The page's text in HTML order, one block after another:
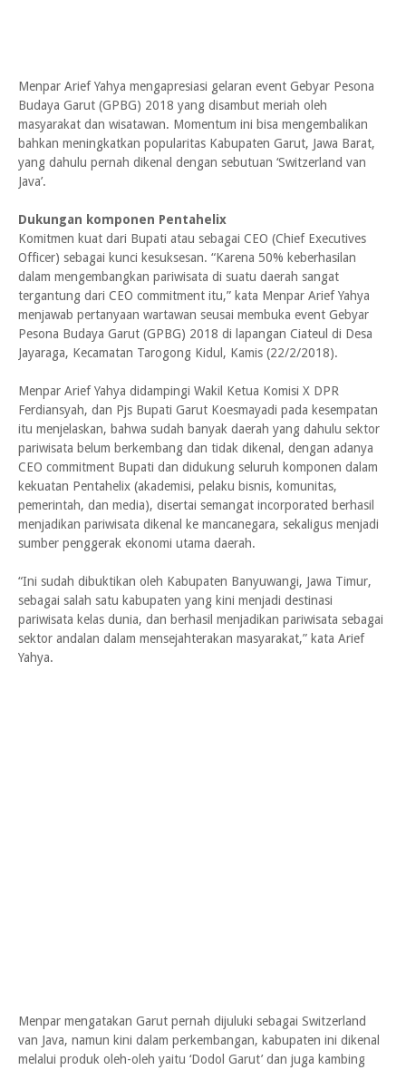
Menpar Arief Yahya mengapresiasi gelaran event Gebyar Pesona
Budaya Garut (GPBG) 2018 yang disambut meriah oleh
masyarakat dan wisatawan. Momentum ini bisa mengembalikan
bahkan meningkatkan popularitas Kabupaten Garut, Jawa Barat,
yang dahulu pernah dikenal dengan sebutuan ‘Switzerland van
Java’.
Dukungan komponen Pentahelix
Komitmen kuat dari Bupati atau sebagai CEO (Chief Executives
Officer) sebagai kunci kesuksesan. “Karena 50% keberhasilan
dalam mengembangkan pariwisata di suatu daerah sangat
tergantung dari CEO commitment itu,” kata Menpar Arief Yahya
menjawab pertanyaan wartawan seusai membuka event Gebyar
Pesona Budaya Garut (GPBG) 2018 di lapangan Ciateul di Desa
Jayaraga, Kecamatan Tarogong Kidul, Kamis (22/2/2018).
Menpar Arief Yahya didampingi Wakil Ketua Komisi X DPR
Ferdiansyah, dan Pjs Bupati Garut Koesmayadi pada kesempatan
itu menjelaskan, bahwa sudah banyak daerah yang dahulu sektor
pariwisata belum berkembang dan tidak dikenal, dengan adanya
CEO commitment Bupati dan didukung seluruh komponen dalam
kekuatan Pentahelix (akademisi, pelaku bisnis, komunitas,
pemerintah, dan media), disertai semangat incorporated berhasil
menjadikan pariwisata dikenal ke mancanegara, sekaligus menjadi
sumber penggerak ekonomi utama daerah.
“Ini sudah dibuktikan oleh Kabupaten Banyuwangi, Jawa Timur,
sebagai salah satu kabupaten yang kini menjadi destinasi
pariwisata kelas dunia, dan berhasil menjadikan pariwisata sebagai
sektor andalan dalam mensejahterakan masyarakat,” kata Arief
Yahya.
Menpar mengatakan Garut pernah dijuluki sebagai Switzerland
van Java, namun kini dalam perkembangan, kabupaten ini dikenal
melalui produk oleh-oleh yaitu ‘Dodol Garut’ dan juga kambing